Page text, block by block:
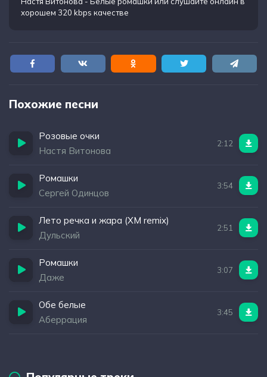
хорошем 320 kbps качестве
Похожие песни
Розовые очки
Настя Витонова
2:12
Ромашки
Сергей Одинцов
3:54
Лето речка и жара (XM remix)
Дульский
2:51
Ромашки
Даже
3:07
Обе белые
Аберрация
3:45